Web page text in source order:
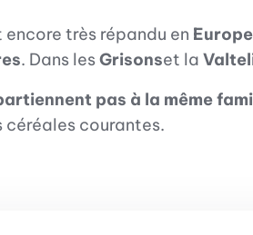
très répandu en
. Dans lesGrisonset la
pas à la même
courantes.